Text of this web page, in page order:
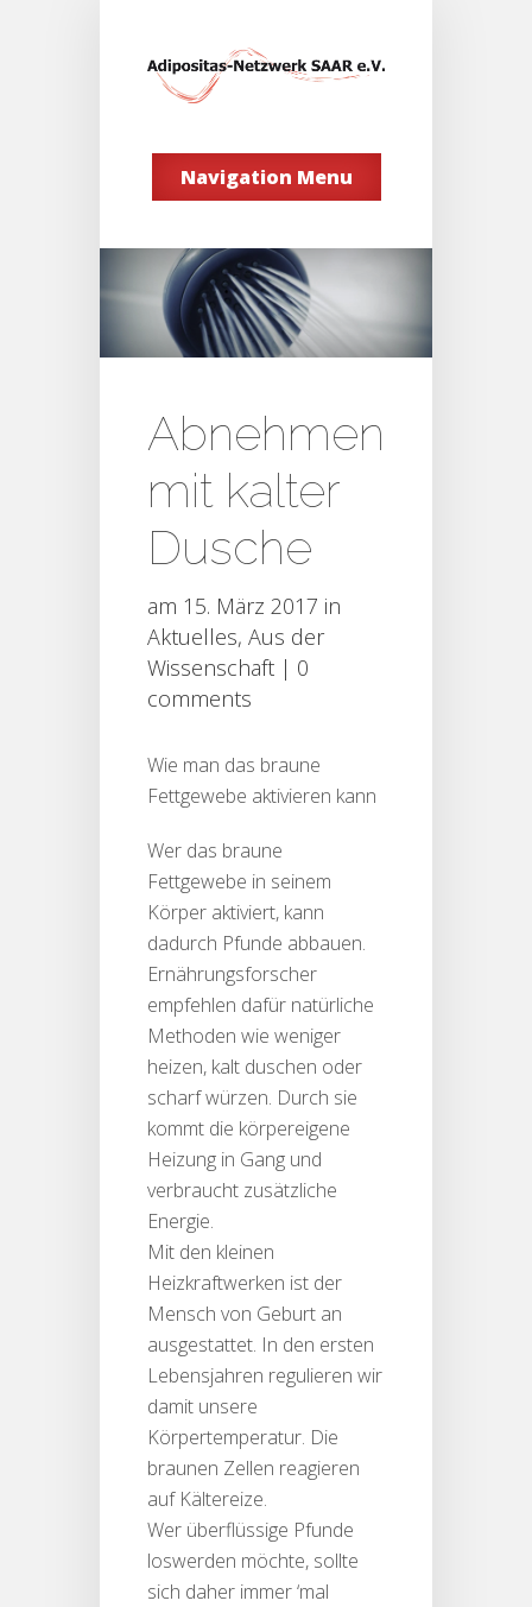
Navigation Menu
Abnehmen
mit kalter
Dusche
am 15. März 2017 in
Aktuelles, Aus der
Wissenschaft | 0
comments
Wie man das braune
Fettgewebe aktivieren kann
Wer das braune
Fettgewebe in seinem
Körper aktiviert, kann
dadurch Pfunde abbauen.
Ernährungsforscher
empfehlen dafür natürliche
Methoden wie weniger
heizen, kalt duschen oder
scharf würzen. Durch sie
kommt die körpereigene
Heizung in Gang und
verbraucht zusätzliche
Energie.
Mit den kleinen
Heizkraftwerken ist der
Mensch von Geburt an
ausgestattet. In den ersten
Lebensjahren regulieren wir
damit unsere
Körpertemperatur. Die
braunen Zellen reagieren
auf Kältereize.
Wer überflüssige Pfunde
loswerden möchte, sollte
sich daher immer ‘mal